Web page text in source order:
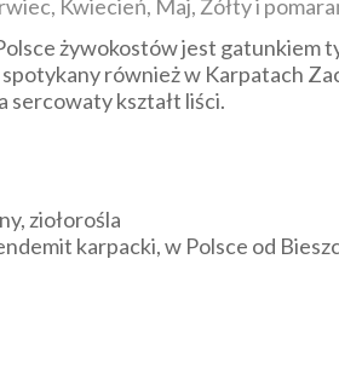
, Kwiecień, Maj, Żółty i
żywokostów jest gatunkiem
również w Karpatach
sercowaty kształt liści.
ziołorośla
karpacki, w Polsce od